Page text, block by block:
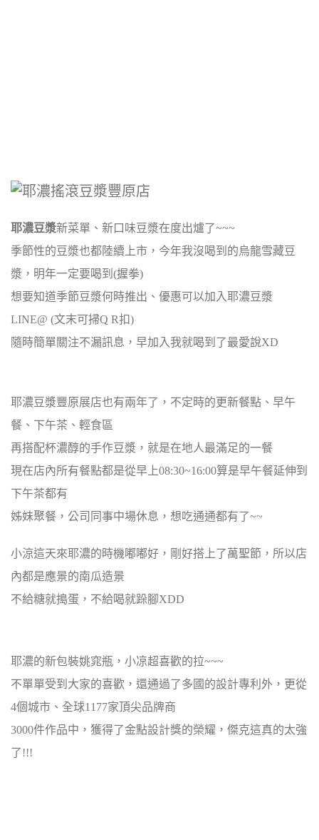
耶濃豆漿新菜單、新口味豆漿在度出爐了~~~
季節性的豆漿也都陸續上市，今年我沒喝到的烏龍雪藏豆
漿，明年一定要喝到(握拳)
想要知道季節豆漿何時推出、優惠可以加入耶濃豆漿
LINE@ (文末可掃Q R扣)
隨時簡單關注不漏訊息，早加入我就喝到了最愛說XD
耶濃豆漿豐原展店也有兩年了，不定時的更新餐點、早午
餐、下午茶、輕食區
再搭配杯濃醇的手作豆漿，就是在地人最滿足的一餐
現在店內所有餐點都是從早上08:30~16:00算是早午餐延伸到
下午茶都有
姊妹聚餐，公司同事中場休息，想吃通通都有了~~
小涼這天來耶濃的時機嘟嘟好，剛好搭上了萬聖節，所以店
內都是應景的南瓜造景
不給糖就搗蛋，不給喝就跺腳XDD
耶濃的新包裝姚窕瓶，小凉超喜歡的拉~~~
不單單受到大家的喜歡，還通過了多國的設計專利外，更從
4個城市、全球1177家頂尖品牌商
3000件作品中，獲得了金點設計獎的榮耀，傑克這真的太強
了!!!